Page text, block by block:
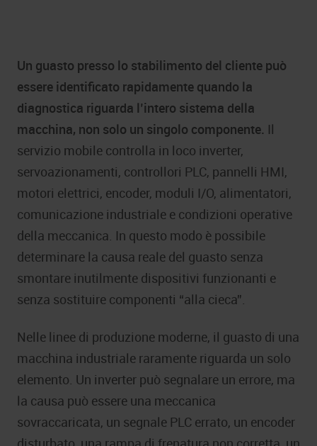
Un guasto presso lo stabilimento del cliente può
essere identificato rapidamente quando la
diagnostica riguarda l’intero sistema della
macchina, non solo un singolo componente. Il
servizio mobile controlla in loco inverter,
servoazionamenti, controllori PLC, pannelli HMI,
motori elettrici, encoder, moduli I/O, alimentatori,
comunicazione industriale e condizioni operative
della meccanica. In questo modo è possibile
determinare la causa reale del guasto senza
smontare inutilmente dispositivi funzionanti e
senza sostituire componenti “alla cieca”.
Nelle linee di produzione moderne, il guasto di una
macchina industriale raramente riguarda un solo
elemento. Un inverter può segnalare un errore, ma
la causa può essere una meccanica
sovraccaricata, un segnale PLC errato, un encoder